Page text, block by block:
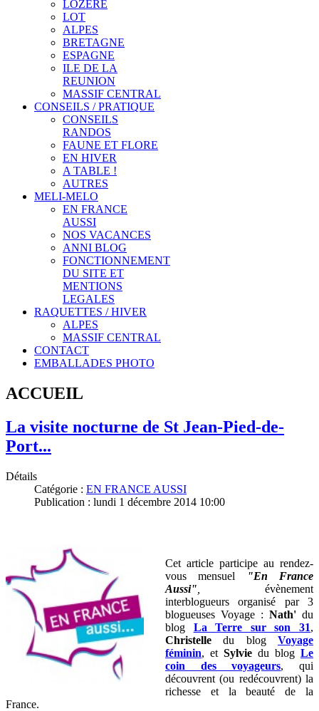
LOZERE
LOT
ALPES
BRETAGNE
ESPAGNE
ILE DE LA
REUNION
MASSIF CENTRAL
CONSEILS / PRATIQUE
CONSEILS
RANDOS
FAUNE ET FLORE
EN HIVER
A TABLE !
AUTRES
MELI-MELO
EN FRANCE
AUSSI
NOS VACANCES
ANNI BLOG
FONCTIONNEMENT
DU SITE ET
MENTIONS
LEGALES
RAQUETTES / HIVER
ALPES
MASSIF CENTRAL
CONTACT
EMBALLADES PHOTO
ACCUEIL
La visite nocturne de St Jean-Pied-de-
Port...
Détails
Catégorie : EN FRANCE AUSSI
Publication : lundi 1 décembre 2014 10:00
Cet article participe au rendez-
vous mensuel
"En France
Aussi"
évènement
interblogueurs organisé par 3
blogueuses Voyage : Nath' du
blog La Terre sur son 31,
Christelle du blog Voyage
féminin, et Sylvie du blog Le
coin des voyageurs, qui
découvrent (ou redécouvrent) la
richesse et la beauté de la
France.